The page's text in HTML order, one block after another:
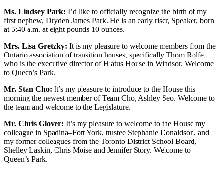
Ms. Lindsey Park: I’d like to officially recognize the birth of my
first nephew, Dryden James Park. He is an early riser, Speaker, born
at 5:40 a.m. at eight pounds 10 ounces.
Mrs. Lisa Gretzky: It is my pleasure to welcome members from the
Ontario association of transition houses, specifically Thom Rolfe,
who is the executive director of Hiatus House in Windsor. Welcome
to Queen’s Park.
Mr. Stan Cho: It’s my pleasure to introduce to the House this
morning the newest member of Team Cho, Ashley Seo. Welcome to
the team and welcome to the Legislature.
Mr. Chris Glover: It’s my pleasure to welcome to the House my
colleague in Spadina–Fort York, trustee Stephanie Donaldson, and
my former colleagues from the Toronto District School Board,
Shelley Laskin, Chris Moise and Jennifer Story. Welcome to
Queen’s Park.